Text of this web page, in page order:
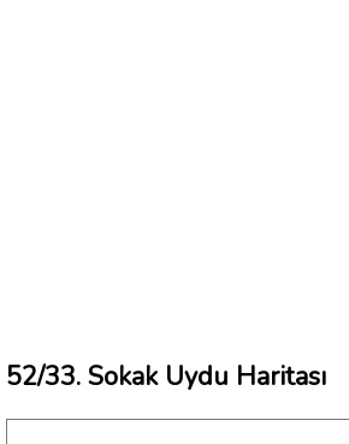
52/33. Sokak Uydu Haritası